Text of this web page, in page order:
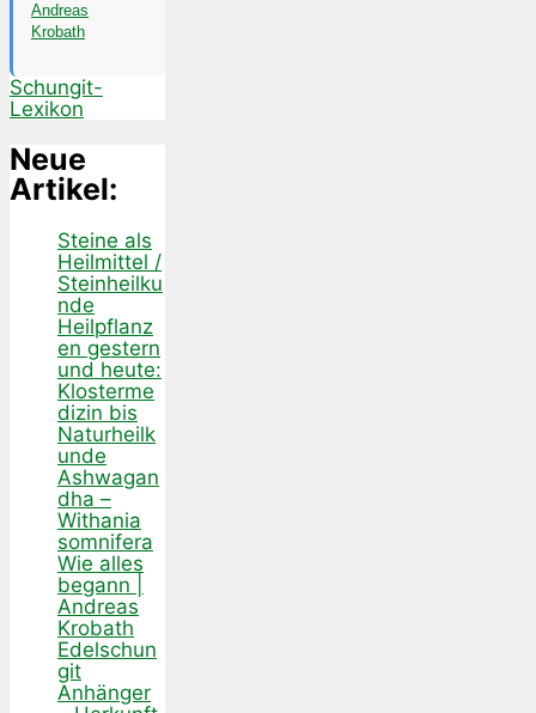
Andreas
Krobath
Schungit-
Lexikon
Neue
Artikel:
Steine als
Heilmittel /
Steinheilku
nde
Heilpflanz
en gestern
und heute:
Klosterme
dizin bis
Naturheilk
unde
Ashwagan
dha –
Withania
somnifera
Wie alles
begann |
Andreas
Krobath
Edelschun
git
Anhänger